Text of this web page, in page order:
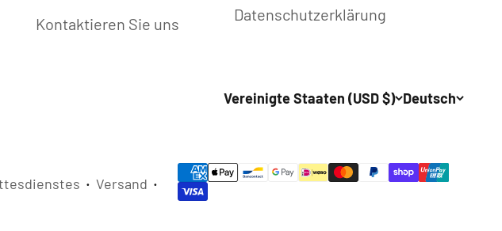
Kontaktieren Sie uns
Datenschutzerklärung
Vereinigte Staaten (USD $) Deutsch
Versand